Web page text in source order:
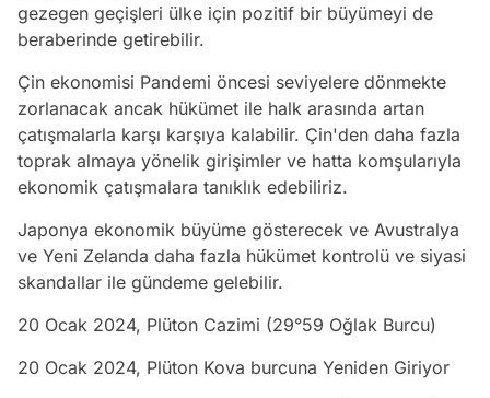
gezegen geçişleri ülke için pozitif bir büyümeyi de
beraberinde getirebilir.
Çin ekonomisi Pandemi öncesi seviyelere dönmekte
zorlanacak ancak hükümet ile halk arasında artan
çatışmalarla karşı karşıya kalabilir. Çin'den daha fazla
toprak almaya yönelik girişimler ve hatta komşularıyla
ekonomik çatışmalara tanıklık edebiliriz.
Japonya ekonomik büyüme gösterecek ve Avustralya
ve Yeni Zelanda daha fazla hükümet kontrolü ve siyasi
skandallar ile gündeme gelebilir.
20 Ocak 2024, Plüton Cazimi (29°59 Oğlak Burcu)
20 Ocak 2024, Plüton Kova burcuna Yeniden Giriyor